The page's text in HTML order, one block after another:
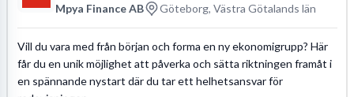
Mpya Finance AB Göteborg, Västra Götalands län
Vill du vara med från början och forma en ny ekonomigrupp? Här
får du en unik möjlighet att påverka och sätta riktningen framåt i
en spännande nystart där du tar ett helhetsansvar för